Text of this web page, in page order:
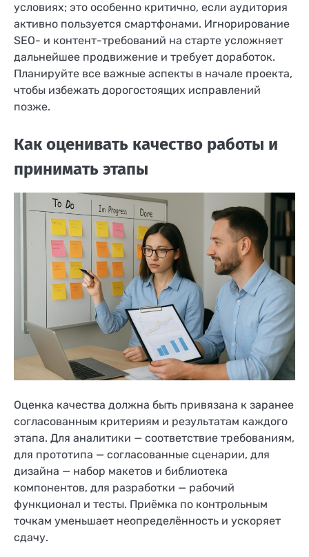
условиях; это особенно критично, если аудитория
активно пользуется смартфонами. Игнорирование
SEO- и контент-требований на старте усложняет
дальнейшее продвижение и требует доработок.
Планируйте все важные аспекты в начале проекта,
чтобы избежать дорогостоящих исправлений
позже.
Как оценивать качество работы и
принимать этапы
Оценка качества должна быть привязана к заранее
согласованным критериям и результатам каждого
этапа. Для аналитики — соответствие требованиям,
для прототипа — согласованные сценарии, для
дизайна — набор макетов и библиотека
компонентов, для разработки — рабочий
функционал и тесты. Приёмка по контрольным
точкам уменьшает неопределённость и ускоряет
сдачу.